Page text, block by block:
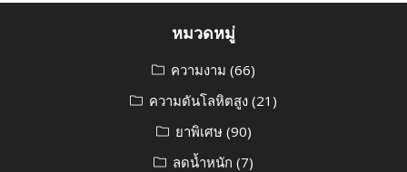
หมวดหมู่
ความงาม (66)
ความดันโลหิตสูง (21)
ยาพิเศษ(90)
ลดน้ำหนัก (7)